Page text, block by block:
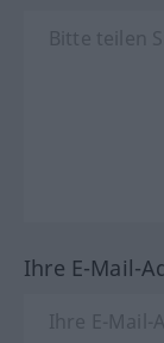
Ihre E-Mail-